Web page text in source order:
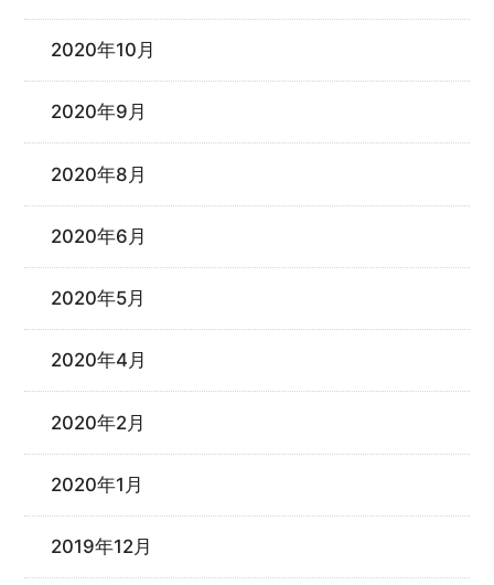
2020年10月
2020年9月
2020年8月
2020年6月
2020年5月
2020年4月
2020年2月
2020年1月
2019年12月